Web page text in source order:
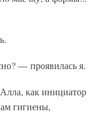
— проявилась я.
как инициатор
гигиены,